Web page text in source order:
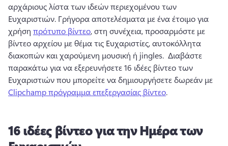
αρχάριους λίστα των ιδεών περιεχομένου των
Ευχαριστιών. Γρήγορα αποτελέσματα με ένα έτοιμο για
χρήση πρότυπο βίντεο, στη συνέχεια, προσαρμόστε με
βίντεο αρχείου με θέμα τις Ευχαριστίες, αυτοκόλλητα
διακοπών και χαρούμενη μουσική ή jingles. Διαβάστε
παρακάτω για να εξερευνήσετε 16 ιδέες βίντεο των
Ευχαριστιών που μπορείτε να δημιουργήσετε δωρεάν με
Clipchamp πρόγραμμα επεξεργασίας βίντεο.
16 ιδέες βίντεο για την Ημέρα των